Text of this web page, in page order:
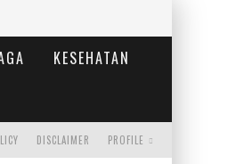
KESEHATAN
PROFILE
DISCLAIMER